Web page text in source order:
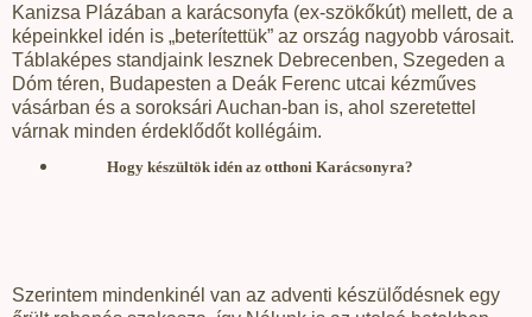
Kanizsa Plázában a karácsonyfa (ex-szökőkút) mellett, de a
képeinkkel idén is „beterítettük” az ország nagyobb városait.
Táblaképes standjaink lesznek Debrecenben, Szegeden a
Dóm téren, Budapesten a Deák Ferenc utcai kézműves
vásárban és a soroksári Auchan-ban is, ahol szeretettel
várnak minden érdeklődőt kollégáim.
Hogy készültök idén az otthoni Karácsonyra?
Szerintem mindenkinél van az adventi készülődésnek egy